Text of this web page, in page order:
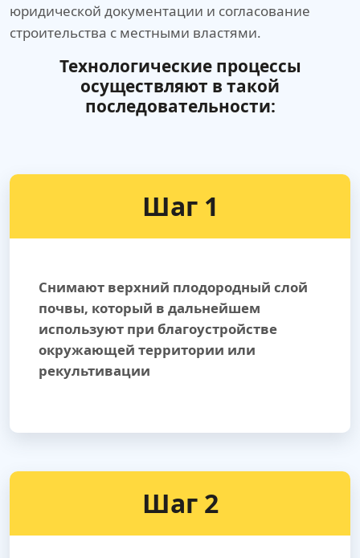
юридической документации и согласование
строительства с местными властями.
Технологические процессы
осуществляют в такой
последовательности:
Шаг 1
Снимают верхний плодородный слой
почвы, который в дальнейшем
используют при благоустройстве
окружающей территории или
рекультивации
Шаг 2